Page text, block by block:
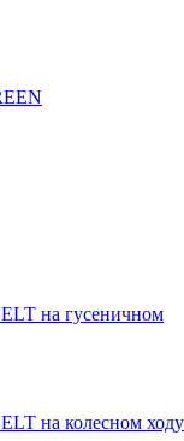
на гусеничном
на колесном ходу